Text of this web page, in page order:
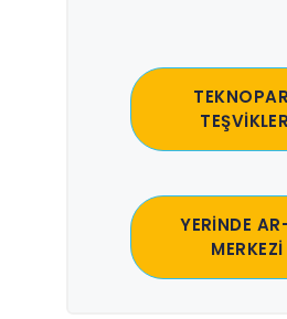
YERİNDE
MERKEZİ